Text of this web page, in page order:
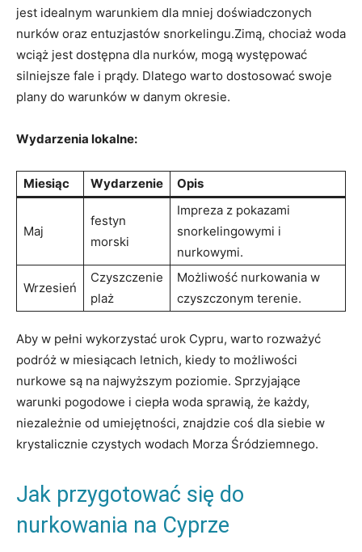
jest idealnym warunkiem dla‌ mniej doświadczonych‍
nurków oraz‌ entuzjastów snorkelingu.Zimą, ⁣chociaż woda
wciąż jest dostępna dla‍ nurków, mogą‍ występować
silniejsze fale i prądy. Dlatego ⁣warto dostosować⁤ swoje
plany do⁤ warunków w ​danym okresie.
Wydarzenia lokalne:
Miesiąc Wydarzenie Opis
Maj
festyn
morski
Impreza⁤ z pokazami‌
snorkelingowymi i
nurkowymi.
Wrzesień
Czyszczenie
plaż
Możliwość nurkowania‍ w
czyszczonym terenie.
Aby w ⁣pełni wykorzystać urok Cypru, warto rozważyć
podróż w miesiącach letnich, kiedy‍ to możliwości
nurkowe ​są na najwyższym poziomie. Sprzyjające⁣
warunki pogodowe i ciepła woda sprawią, że każdy,
‍niezależnie⁤ od⁣ umiejętności, znajdzie coś dla siebie w
krystalicznie czystych wodach Morza Śródziemnego.
Jak przygotować ‍się do
nurkowania na Cyprze